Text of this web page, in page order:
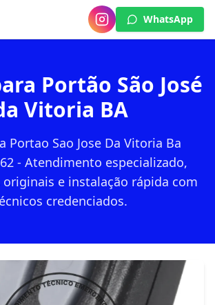
WhatsApp
Portão São José
Vitoria BA
Portao Sao Jose Da Vitoria Ba
- Atendimento especializado,
originais e instalação rápida com
credenciados.